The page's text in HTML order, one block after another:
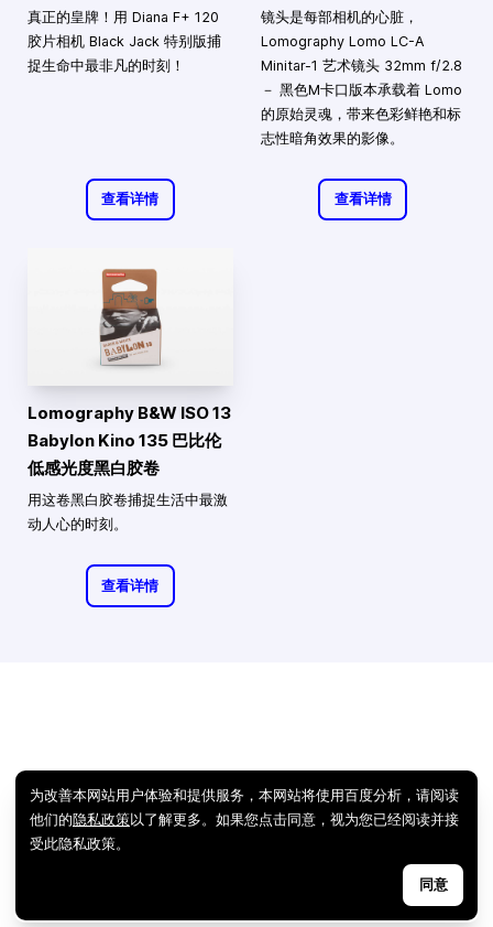
真正的皇牌！用 Diana F+ 120
胶片相机 Black Jack 特别版捕
捉生命中最非凡的时刻！
查看详情
镜头是每部相机的心脏，
Lomography Lomo LC-A
Minitar-1 艺术镜头 32mm f/2.8
－ 黑色M卡口版本承载着 Lomo
的原始灵魂，带来色彩鲜艳和标
志性暗角效果的影像。
查看详情
Lomography B&W ISO 13
Babylon Kino 135 巴比伦
低感光度黑白胶卷
用这卷黑白胶卷捕捉生活中最激
动人心的时刻。
查看详情
为改善本网站用户体验和提供服务，本网站将使用百度分析，请阅读
他们的隐私政策以了解更多。如果您点击同意，视为您已经阅读并接
受此隐私政策。
同意